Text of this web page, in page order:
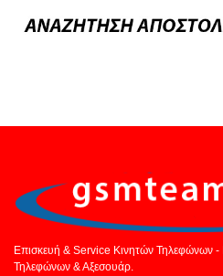
Επισκευή & Service Κινητών Τηλεφώνων -
Τηλεφώνων & Αξεσουάρ.